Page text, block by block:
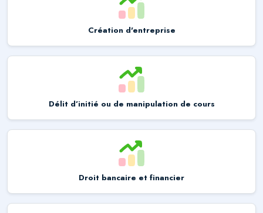
Création d'entreprise
Délit d’initié ou de manipulation de cours
Droit bancaire et financier